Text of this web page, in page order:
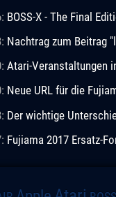
BOSS-X - The Final
Nachtrag zum Beitrag
Atari-Veranstaltungen
Neue URL für die
Der wichtige
Fujiama 2017 Ersatz-